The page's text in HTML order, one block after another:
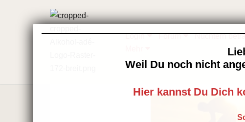
Login Forum Nüchtern
Weil Du noch nicht
Hier kannst Du Dich